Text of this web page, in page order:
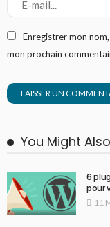
Enregistrer mon
mon prochain
You Might
6
pour
11